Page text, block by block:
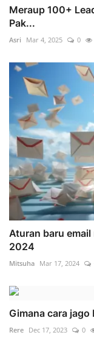
Meraup 100+
Pak...
Asri Mar 4, 2025 0
Aturan baru
2024
Mitsuha Mar 17, 2024
Gimana cara jago
Rere Dec 17, 2023 0